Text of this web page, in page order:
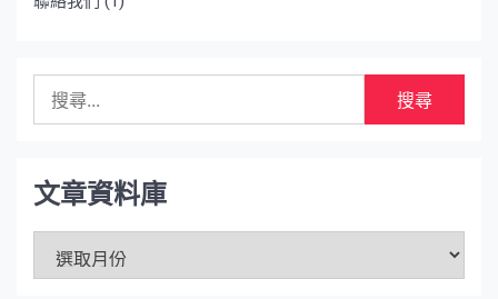
字:
文章資料庫
資